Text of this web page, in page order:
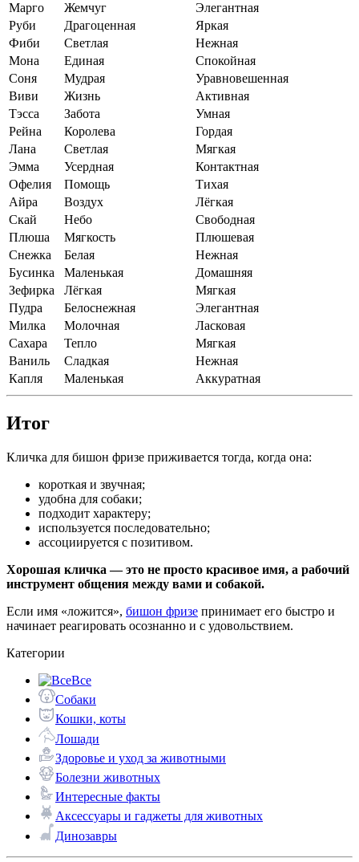
Марго
Жемчуг
Элегантная
Руби
Драгоценная
Яркая
Фиби
Светлая
Нежная
Мона
Единая
Спокойная
Соня
Мудрая
Уравновешенная
Виви
Жизнь
Активная
Тэсса
Забота
Умная
Рейна
Королева
Гордая
Лана
Светлая
Мягкая
Эмма
Усердная
Контактная
Офелия
Помощь
Тихая
Айра
Воздух
Лёгкая
Скай
Небо
Свободная
Плюша
Мягкость
Плюшевая
Снежка
Белая
Нежная
Бусинка
Маленькая
Домашняя
Зефирка
Лёгкая
Мягкая
Пудра
Белоснежная
Элегантная
Милка
Молочная
Ласковая
Сахара
Тепло
Мягкая
Ваниль
Сладкая
Нежная
Капля
Маленькая Аккуратная
Итог
Кличка для бишон фризе приживается тогда, когда она:
короткая и звучная;
удобна для собаки;
подходит характеру;
используется последовательно;
ассоциируется с позитивом.
Хорошая кличка — это не просто красивое имя, а рабочий
инструмент общения между вами и собакой.
Если имя «ложится», бишон фризе принимает его быстро и
начинает реагировать осознанно и с удовольствием.
Категории
Все
Собаки
Кошки, коты
Лошади
Здоровье и уход за животными
Болезни животных
Интересные факты
Аксессуары и гаджеты для животных
Динозавры